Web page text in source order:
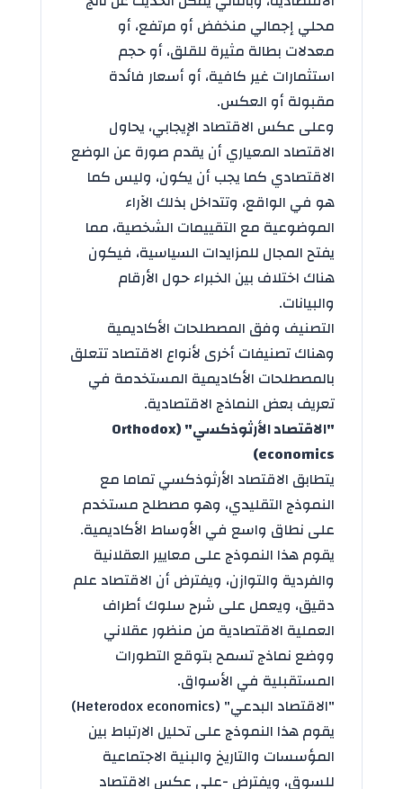
محلي إجمالي منخفض أو مرتفع، أو
معدلات بطالة مثيرة للقلق، أو حجم
استثمارات غير كافية، أو أسعار فائدة
مقبولة أو العكس.
وعلى عكس الاقتصاد الإيجابي، يحاول
الاقتصاد المعياري أن يقدم صورة عن الوضع
الاقتصادي كما يجب أن يكون، وليس كما
هو في الواقع، وتتداخل بذلك الآراء
الموضوعية مع التقييمات الشخصية، مما
يفتح المجال للمزايدات السياسية، فيكون
هناك اختلاف بين الخبراء حول الأرقام
والبيانات.
التصنيف وفق المصطلحات الأكاديمية
وهناك تصنيفات أخرى لأنواع الاقتصاد تتعلق
بالمصطلحات الأكاديمية المستخدمة في
تعريف بعض النماذج الاقتصادية.
"الاقتصاد الأرثوذكسي" (Orthodox
economics)
يتطابق الاقتصاد الأرثوذكسي تماما مع
النموذج التقليدي، وهو مصطلح مستخدم
على نطاق واسع في الأوساط الأكاديمية.
يقوم هذا النموذج على معايير العقلانية
والفردية والتوازن، ويفترض أن الاقتصاد علم
دقيق، ويعمل على شرح سلوك أطراف
العملية الاقتصادية من منظور عقلاني
ووضع نماذج تسمح بتوقع التطورات
المستقبلية في الأسواق.
"الاقتصاد البدعي" (Heterodox economics)
يقوم هذا النموذج على تحليل الارتباط بين
المؤسسات والتاريخ والبنية الاجتماعية
للسوق، ويفترض -على عكس الاقتصاد